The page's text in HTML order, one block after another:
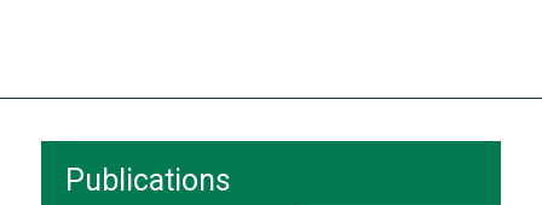
Publications